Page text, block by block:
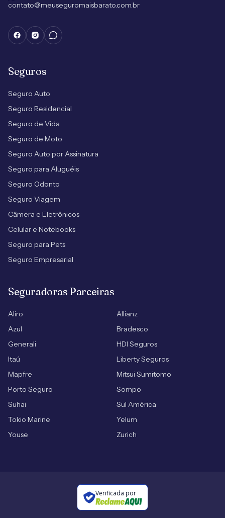
contato@meuseguromaisbarato.com.br
Seguros
Seguro Auto
Seguro Residencial
Seguro de Vida
Seguro de Moto
Seguro Auto por Assinatura
Seguro para Aluguéis
Seguro Odonto
Seguro Viagem
Câmera e Eletrônicos
Celular e Notebooks
Seguro para Pets
Seguro Empresarial
Seguradoras Parceiras
Aliro
Allianz
Azul
Bradesco
Generali
HDI Seguros
Itaú
Liberty Seguros
Mapfre
Mitsui Sumitomo
Porto Seguro
Sompo
Suhai
Sul América
Tokio Marine
Yelum
Youse
Zurich
Verificada por